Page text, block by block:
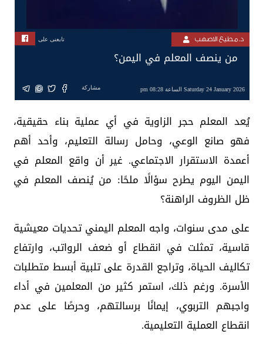
د. مطيع الاصهب تابعنى على
من ينصف المعلم في اليمن؟
Saturday 24 January 2026 الساعة 08:28 pm مشاركة
يُعد المعلم حجر الزاوية في أي عملية بناء حقيقية،
فهو صانع الوعي، وحامل رسالة التعليم، وأحد أهم
أعمدة الاستقرار الاجتماعي. غير أن واقع المعلم في
اليمن اليوم يطرح سؤالًا ملحًا: من يُنصف المعلم في
ظل الظروف الراهنة؟
على مدى سنوات، واجه المعلم اليمني تحديات معيشية
قاسية، تمثلت في انقطاع أو ضعف الرواتب، وارتفاع
تكاليف الحياة، وتراجع القدرة على تلبية أبسط متطلبات
الأسرة. ورغم ذلك، استمر كثير من المعلمين في أداء
واجبهم التربوي، إيمانًا برسالتهم، وحرصًا على عدم
انقطاع العملية التعليمية.